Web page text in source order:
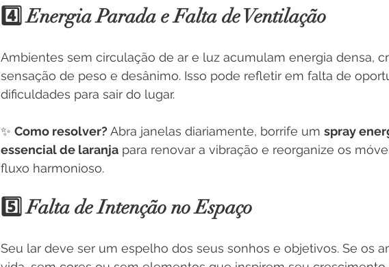
4️⃣ Energia Parada e Falta de Ventilação
Ambientes sem circulação de ar e luz acumulam energia densa,
sensação de peso e desânimo. Isso pode refletir em falta de
dificuldades para sair do lugar.
✨ Como resolver? Abra janelas diariamente, borrife um spray
essencial de laranja para renovar a vibração e reorganize os
fluxo harmonioso.
5️⃣ Falta de Intenção no Espaço
Seu lar deve ser um espelho dos seus sonhos e objetivos. Se os